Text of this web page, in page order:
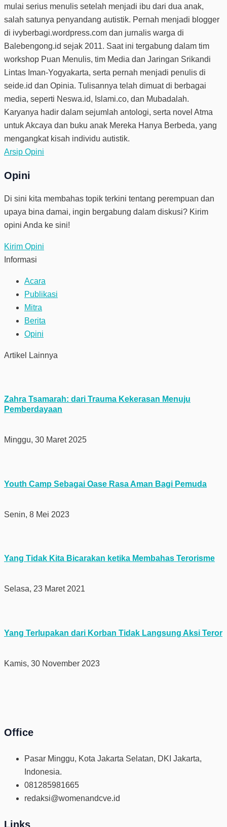
mulai serius menulis setelah menjadi ibu dari dua anak,
salah satunya penyandang autistik. Pernah menjadi blogger
di ivyberbagi.wordpress.com dan jurnalis warga di
Balebengong.id sejak 2011. Saat ini tergabung dalam tim
workshop Puan Menulis, tim Media dan Jaringan Srikandi
Lintas Iman-Yogyakarta, serta pernah menjadi penulis di
seide.id dan Opinia. Tulisannya telah dimuat di berbagai
media, seperti Neswa.id, Islami.co, dan Mubadalah.
Karyanya hadir dalam sejumlah antologi, serta novel Atma
untuk Akcaya dan buku anak Mereka Hanya Berbeda, yang
mengangkat kisah individu autistik.
Arsip Opini
Opini
Di sini kita membahas topik terkini tentang perempuan dan
upaya bina damai, ingin bergabung dalam diskusi? Kirim
opini Anda ke sini!
Kirim Opini
Informasi
Acara
Publikasi
Mitra
Berita
Opini
Artikel Lainnya
Zahra Tsamarah: dari Trauma Kekerasan Menuju
Pemberdayaan
Minggu, 30 Maret 2025
Youth Camp Sebagai Oase Rasa Aman Bagi Pemuda
Senin, 8 Mei 2023
Yang Tidak Kita Bicarakan ketika Membahas Terorisme
Selasa, 23 Maret 2021
Yang Terlupakan dari Korban Tidak Langsung Aksi Teror
Kamis, 30 November 2023
Office
Pasar Minggu, Kota Jakarta Selatan, DKI Jakarta,
Indonesia.
081285981665
redaksi@womenandcve.id
Links